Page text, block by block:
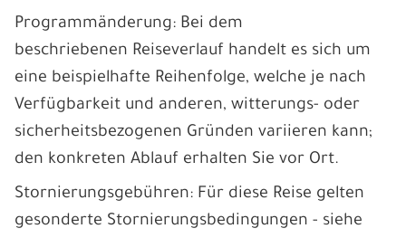
Programmänderung: Bei dem
beschriebenen Reiseverlauf handelt es sich um
eine beispielhafte Reihenfolge, welche je nach
Verfügbarkeit und anderen, witterungs- oder
sicherheitsbezogenen Gründen variieren kann;
den konkreten Ablauf erhalten Sie vor Ort.
Stornierungsgebühren: Für diese Reise gelten
gesonderte Stornierungsbedingungen - siehe